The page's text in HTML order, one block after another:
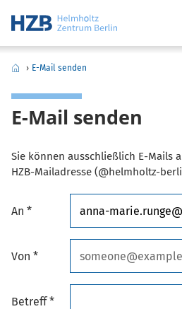
› E-Mail senden
E-Mail senden
Sie können ausschließlich E-Mails
HZB-Mailadresse (@helmholtz-
An *
Von *
Betreff *